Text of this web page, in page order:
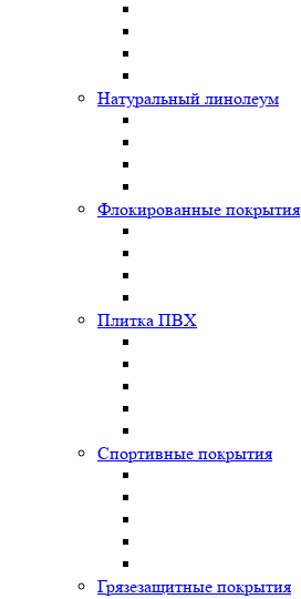
Натуральный линолеум
Флокированные покрытия
Плитка ПВХ
Спортивные покрытия
Грязезащитные покрытия